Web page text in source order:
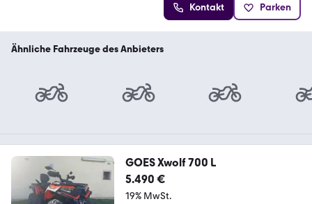
Kontakt Parken
Ähnliche Fahrzeuge des Anbieters
GOES Xwolf 700 L
5.490 €
19% MwSt.